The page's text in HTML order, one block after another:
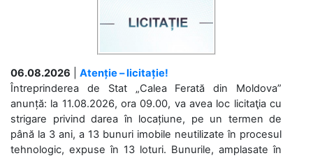
06.08.2026
Atenție – licitație!
Întreprinderea de Stat „Calea Ferată din Moldova”
anunță: la 11.08.2026, ora 09.00, va avea loc licitaţia cu
strigare privind darea în locațiune, pe un termen de
până la 3 ani, a 13 bunuri imobile neutilizate în procesul
tehnologic, expuse în 13 loturi. Bunurile, amplasate în